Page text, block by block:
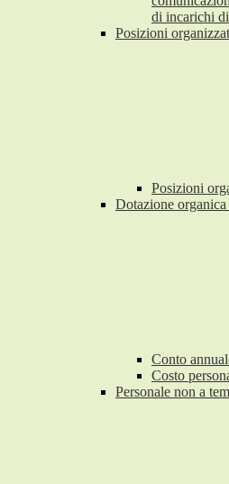
di incarichi
Posizioni
Posizioni
Dotazione organica
Conto
Costo
Personale non a